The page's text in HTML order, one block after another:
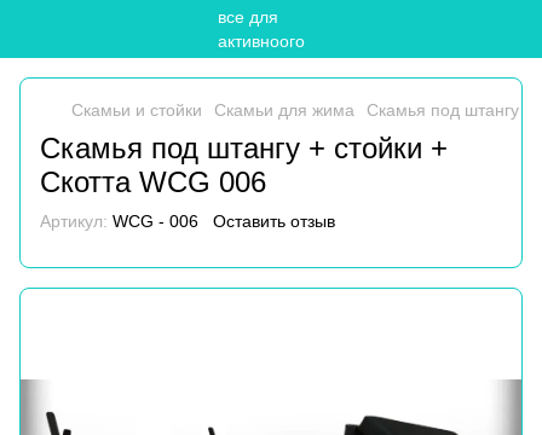
Скамьи и стойки Скамьи для жима Скамья под штангу +
Скамья под штангу + стойки +
Скотта WCG 006
Артикул: WCG - 006 Оставить отзыв